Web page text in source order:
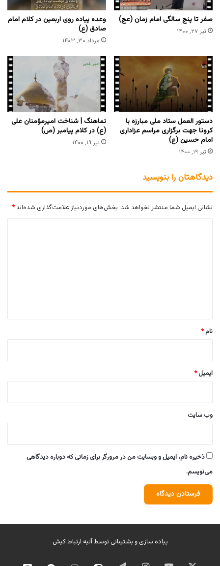
صفر تا پنج سالگی امام زمان (عج)
تیر ۲۷, ۱۴۰۰
وعده پیاده روی اربعین در کلام امام
صادق (ع)
مرداد ۳۰, ۱۴۰۳
دستور العمل ستاد ملی مبارزه با
کرونا جهت برگزاری مراسم عزاداری
امام حسین (ع)
تیر ۱۹, ۱۴۰۰
نماهنگ | شناخت امیرمؤمنان علی
(ع) در کلام پیامبر (ص)
تیر ۱۹, ۱۴۰۰
دیدگاهتان را بنویسید
نشانی ایمیل شما منتشر نخواهد شد. بخش‌های موردنیاز علامت‌گذاری شده‌اند*
نام*
ایمیل*
وب‌ سایت
ذخیره نام، ایمیل و وبسایت من در مرورگر برای زمانی که دوباره دیدگاهی
می‌نویسم.
پیاده سازی و پشتیبانی توسطآتیه ارتباط کیش